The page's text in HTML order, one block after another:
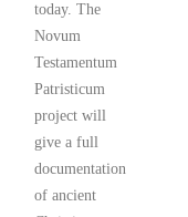
today. The
Novum
Testamentum
Patristicum
project will
give a full
documentation
of ancient